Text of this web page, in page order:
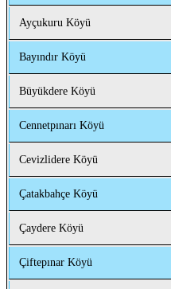
Ayçukuru Köyü
Bayındır Köyü
Büyükdere Köyü
Cennetpınarı Köyü
Cevizlidere Köyü
Çatakbahçe Köyü
Çaydere Köyü
Çiftepınar Köyü